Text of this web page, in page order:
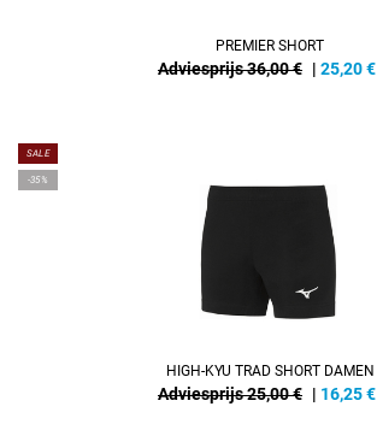
PREMIER SHORT
Adviesprijs 36,00 € | 25,20€
SALE
-35%
HIGH-KYU TRAD SHORT DAMEN
Adviesprijs 25,00 € | 16,25€